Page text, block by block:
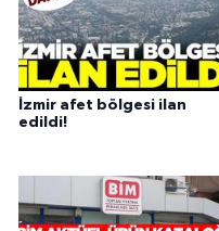
İzmir afet bölgesi ilan
edildi!